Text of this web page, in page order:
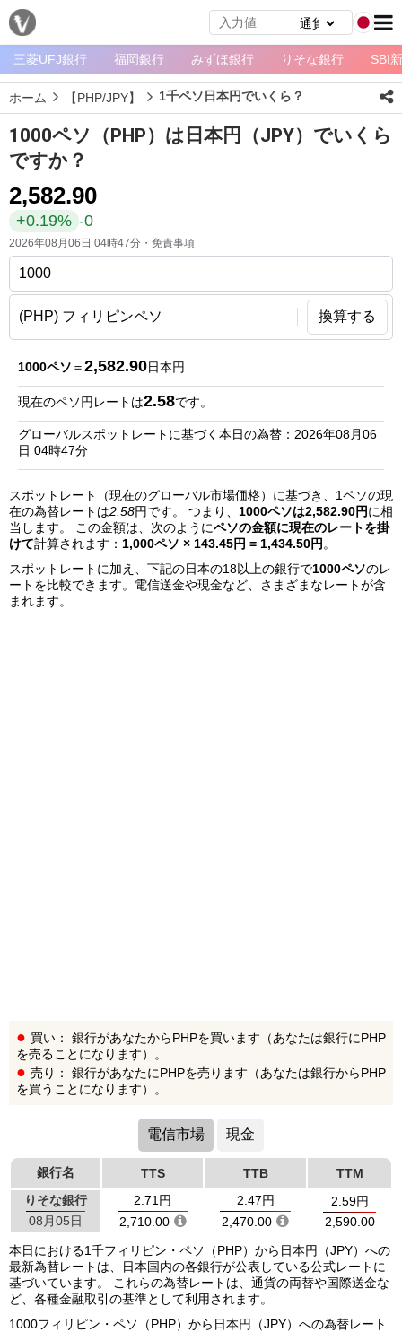
メ
ニ
ュ
ー
ホ
ム
ペ
ー
ジ
通
貨
一
覧
銀
行
リ
ス
ト
三菱UFJ銀行 福岡銀行 みずほ銀行 りそな銀行 SBI
ホーム 【PHP/JPY】 1千ペソ日本円でいくら？
1000ペソ（PHP）は日本円（JPY）でいくら
ですか？
2,582.90
+0.19% -0
2026年08月06日 04時47分・ 免責事項
換算する
1000ペソ ＝2,582.90日本円
現在のペソ円レートは2.58です。
グローバルスポットレートに基づく本日の為替：2026年08月06
日 04時47分
スポットレート（現在のグローバル市場価格）に基づき、1ペソの現
在の為替レートは2.58円です。 つまり、 1000ペソは2,582.90円に相
当します。 この金額は、次のようにペソの金額に現在のレートを掛
けて計算されます： 1,000ペソ × 143.45円 = 1,434.50円 。
スポットレートに加え、下記の日本の18以上の銀行で1000ペソのレ
ートを比較できます。電信送金や現金など、さまざまなレートが含
まれます。
買い： 銀行があなたからPHPを買います（あなたは銀行にPHP
を売ることになります）。
売り： 銀行があなたにPHPを売ります（あなたは銀行からPHP
を買うことになります）。
電信市場 現金
銀行名 TTS TTB
TTM
りそな銀行
08月05日
2.71円
2,710.00
2.47円
2,470.00
2.59円
2,590.00
本日における1千フィリピン・ペソ（PHP）から日本円（JPY）への
最新為替レートは、日本国内の各銀行が公表している公式レートに
基づいています。 これらの為替レートは、通貨の両替や国際送金な
ど、各種金融取引の基準として利用されます。
1000フィリピン・ペソ（PHP）から日本円（JPY）への為替レート